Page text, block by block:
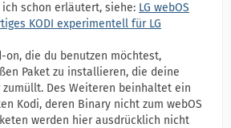
schon erläutert, siehe: LG webOS
KODI experimentell für LG
on, die du benutzen möchtest,
Paket zu installieren, die deine
zumüllt. Des Weiteren beinhaltet ein
Kodi, deren Binary nicht zum webOS
werden hier ausdrücklich nicht